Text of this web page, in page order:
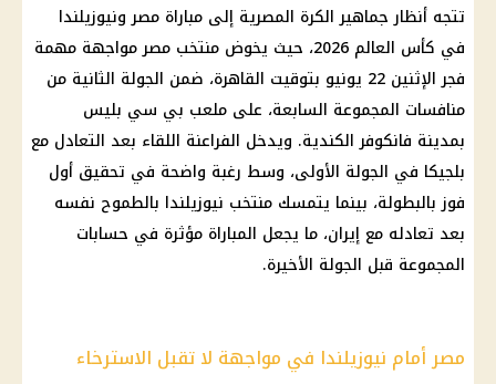
تتجه أنظار جماهير الكرة المصرية إلى مباراة مصر ونيوزيلندا
في كأس العالم 2026، حيث يخوض منتخب مصر مواجهة مهمة
فجر الإثنين 22 يونيو بتوقيت القاهرة، ضمن الجولة الثانية من
منافسات المجموعة السابعة، على ملعب بي سي بليس
بمدينة فانكوفر الكندية. ويدخل الفراعنة اللقاء بعد التعادل مع
بلجيكا في الجولة الأولى، وسط رغبة واضحة في تحقيق أول
فوز بالبطولة، بينما يتمسك منتخب نيوزيلندا بالطموح نفسه
بعد تعادله مع إيران، ما يجعل المباراة مؤثرة في حسابات
المجموعة قبل الجولة الأخيرة.
مصر أمام نيوزيلندا في مواجهة لا تقبل الاسترخاء